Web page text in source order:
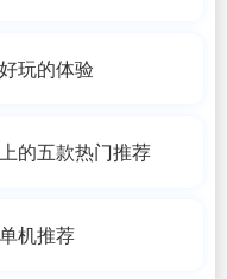
玩的体验
的五款热门推荐
机推荐